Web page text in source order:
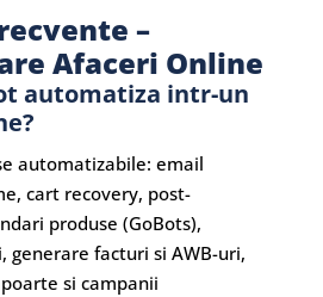
–
Afaceri Online
automatiza intr-un
automatizabile: email
cart recovery, post-
produse (GoBots),
generare facturi si AWB-uri,
si campanii